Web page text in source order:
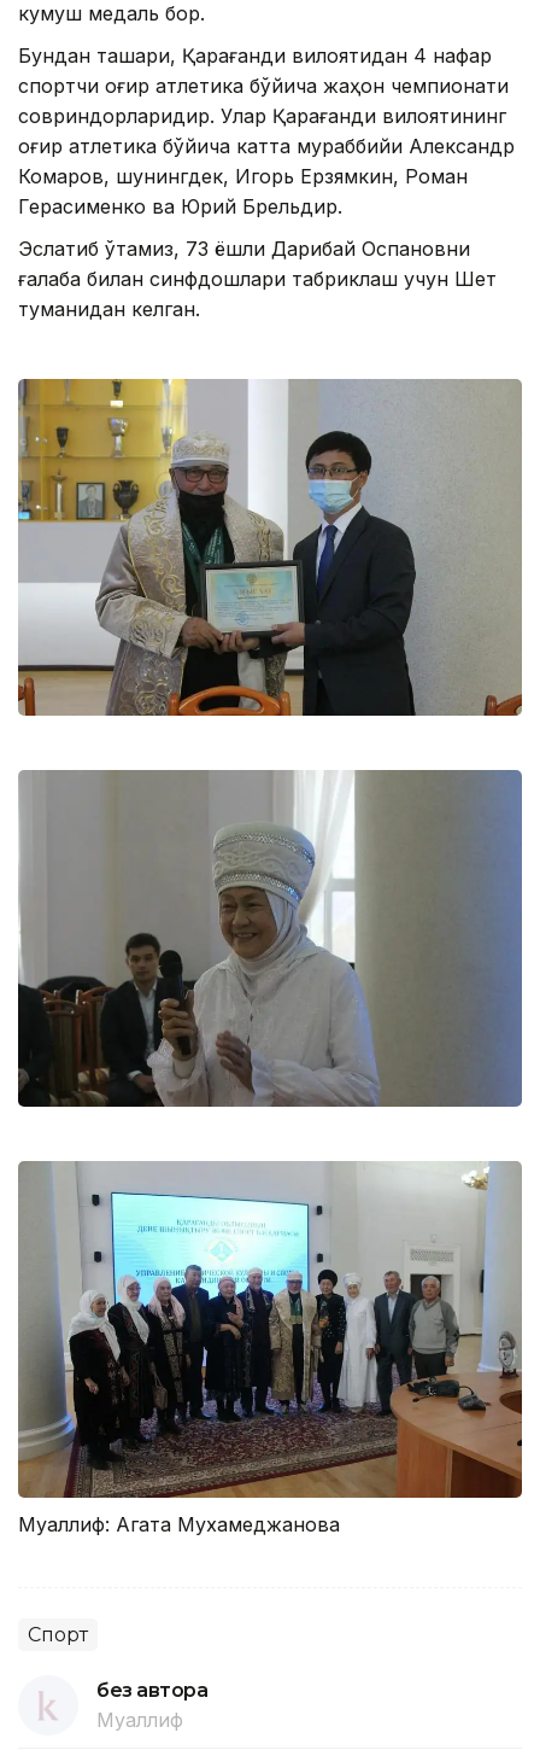
кумуш медаль бор.
Бундан ташқари, Қарағанди вилоятидан 4 нафар
спортчи оғир атлетика бўйича жаҳон чемпионати
совриндорларидир. Улар Қарағанди вилоятининг
оғир атлетика бўйича катта мураббийи Aлександр
Комаров, шунингдек, Игорь Ерзямкин, Роман
Герасименко ва Юрий Брельдир.
Эслатиб ўтамиз, 73 ёшли Дарибай Оспановни
ғалаба билан синфдошлари табриклаш учун Шет
туманидан келган.
Муаллиф: Агата Мухамеджанова
Спорт
без автора
Муаллиф